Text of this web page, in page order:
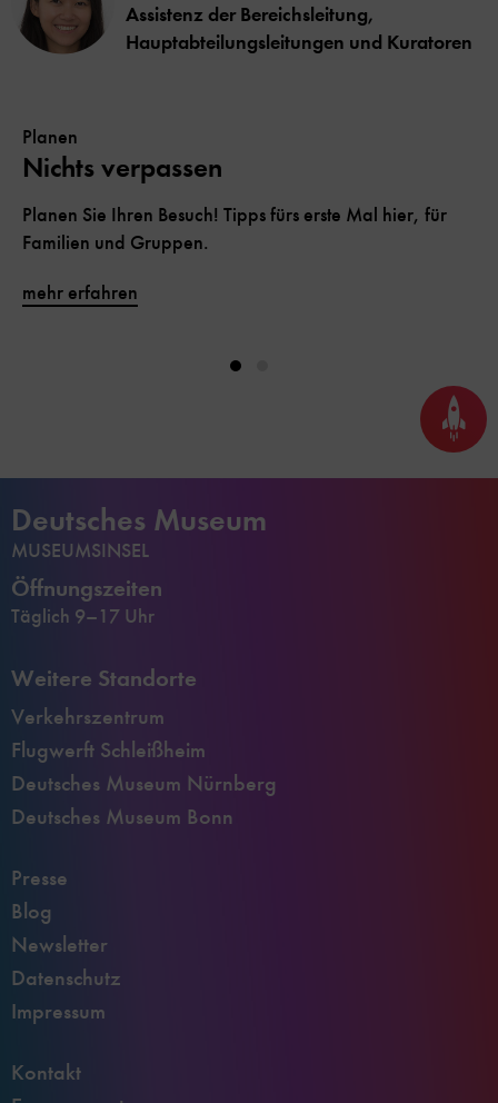
Assistenz der Bereichsleitung,
Hauptabteilungsleitungen und Kuratoren
Planen
Nichts verpassen
Planen Sie Ihren Besuch! Tipps fürs erste Mal hier, für
Familien und Gruppen.
mehr erfahren
Seite
nach
oben
Deutsches Museum
MUSEUMSINSEL
Öffnungszeiten
Täglich 9–17 Uhr
Weitere Standorte
Verkehrszentrum
Flugwerft Schleißheim
Deutsches Museum Nürnberg
Deutsches Museum Bonn
Presse
Blog
Newsletter
Datenschutz
Impressum
Kontakt